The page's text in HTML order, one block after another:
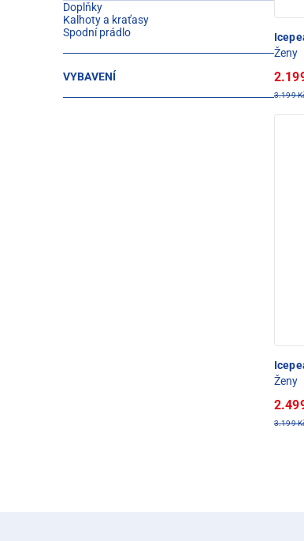
Doplňky
Kalhoty a kraťasy
Spodní prádlo
VYBAVENÍ
Ženy
3.199
Ženy
3.199